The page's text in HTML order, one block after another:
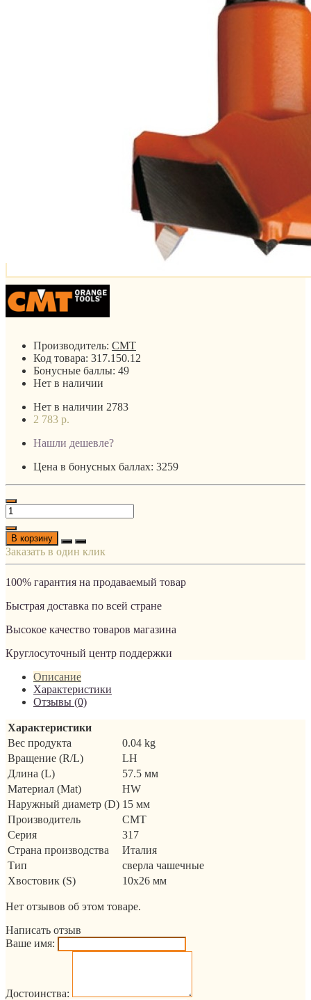
Производитель: CMT
Код товара: 317.150.12
Бонусные баллы: 49
Нет в наличии
Нет в наличии 2783
2 783 р.
Нашли дешевле?
Цена в бонусных баллах: 3259
В корзину
Заказать в один клик
100% гарантия на продаваемый товар
Быстрая доставка по всей стране
Высокое качество товаров магазина
Круглосуточный центр поддержки
Описание
Характеристики
Отзывы (0)
Характеристики
Вес продукта
0.04 kg
Вращение (R/L)
LH
Длина (L)
57.5 мм
Материал (Mat)
HW
Наружный диаметр (D) 15 мм
Производитель
CMT
Серия
317
Страна производства
Италия
Тип
сверла чашечные
Хвостовик (S)
10x26 мм
Нет отзывов об этом товаре.
Написать отзыв
Ваше имя:
Достоинства: